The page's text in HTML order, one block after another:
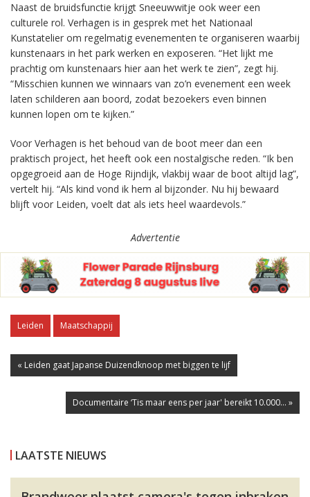
Naast de bruidsfunctie krijgt Sneeuwwitje ook weer een
culturele rol. Verhagen is in gesprek met het Nationaal
Kunstatelier om regelmatig evenementen te organiseren waarbij
kunstenaars in het park werken en exposeren. “Het lijkt me
prachtig om kunstenaars hier aan het werk te zien”, zegt hij.
“Misschien kunnen we winnaars van zo’n evenement een week
laten schilderen aan boord, zodat bezoekers even binnen
kunnen lopen om te kijken.”
Voor Verhagen is het behoud van de boot meer dan een
praktisch project, het heeft ook een nostalgische reden. “Ik ben
opgegroeid aan de Hoge Rijndijk, vlakbij waar de boot altijd lag”,
vertelt hij. “Als kind vond ik hem al bijzonder. Nu hij bewaard
blijft voor Leiden, voelt dat als iets heel waardevols.”
Advertentie
Leiden Maatschappij
« Leiden gaat Japanse Duizendknoop met biggen te lijf
Documentaire ‘Tis maar eens per jaar' bereikt 10.000... »
LAATSTE NIEUWS